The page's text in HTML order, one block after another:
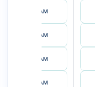
8:00 AM
8:30 AM
9:00 AM
9:30 AM